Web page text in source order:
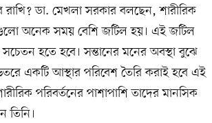
ডা. মেখলা সরকার বলছেন, শারীরিক
অনেক সময় বেশি জটিল হয়। এই জটিল
হতে হবে। সন্তানের মনের অবস্থা বুঝে
একটি আস্থার পরিবেশ তৈরি করাই হবে এই
পরিবর্তনের পাশাপাশি তাদের মানসিক
তিনি।